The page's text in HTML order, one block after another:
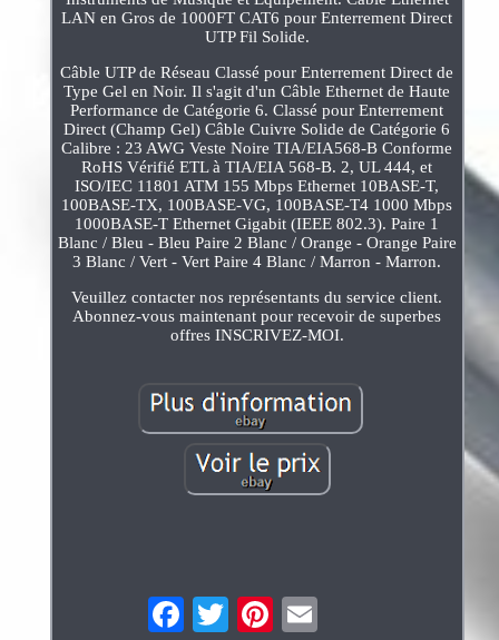
LAN en Gros de 1000FT CAT6 pour Enterrement Direct
UTP Fil Solide.
Câble UTP de Réseau Classé pour Enterrement Direct de
Type Gel en Noir. Il s'agit d'un Câble Ethernet de Haute
Performance de Catégorie 6. Classé pour Enterrement
Direct (Champ Gel) Câble Cuivre Solide de Catégorie 6
Calibre : 23 AWG Veste Noire TIA/EIA568-B Conforme
RoHS Vérifié ETL à TIA/EIA 568-B. 2, UL 444, et
ISO/IEC 11801 ATM 155 Mbps Ethernet 10BASE-T,
100BASE-TX, 100BASE-VG, 100BASE-T4 1000 Mbps
1000BASE-T Ethernet Gigabit (IEEE 802.3). Paire 1
Blanc / Bleu - Bleu Paire 2 Blanc / Orange - Orange Paire
3 Blanc / Vert - Vert Paire 4 Blanc / Marron - Marron.
Veuillez contacter nos représentants du service client.
Abonnez-vous maintenant pour recevoir de superbes
offres INSCRIVEZ-MOI.